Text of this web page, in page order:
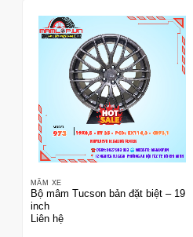
MÂM XE
Bộ mâm Tucson bản đặt biệt – 19
inch
Liên hệ